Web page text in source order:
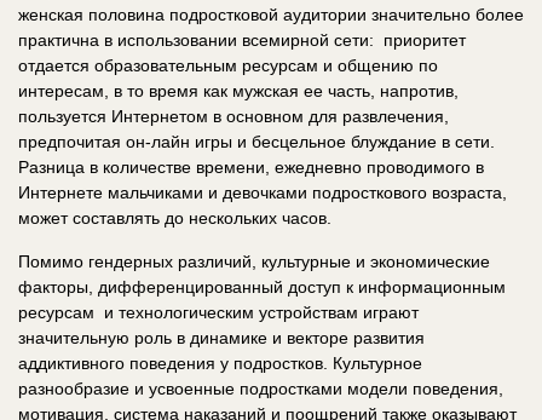
женская половина подростковой аудитории значительно более
практична в использовании всемирной сети: приоритет
отдается образовательным ресурсам и общению по
интересам, в то время как мужская ее часть, напротив,
пользуется Интернетом в основном для развлечения,
предпочитая он-лайн игры и бесцельное блуждание в сети.
Разница в количестве времени, ежедневно проводимого в
Интернете мальчиками и девочками подросткового возраста,
может составлять до нескольких часов.
Помимо гендерных различий, культурные и экономические
факторы, дифференцированный доступ к информационным
ресурсам и технологическим устройствам играют
значительную роль в динамике и векторе развития
аддиктивного поведения у подростков. Культурное
разнообразие и усвоенные подростками модели поведения,
мотивация, система наказаний и поощрений также оказывают